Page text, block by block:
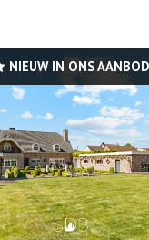
NIEUW IN ONS AANBOD